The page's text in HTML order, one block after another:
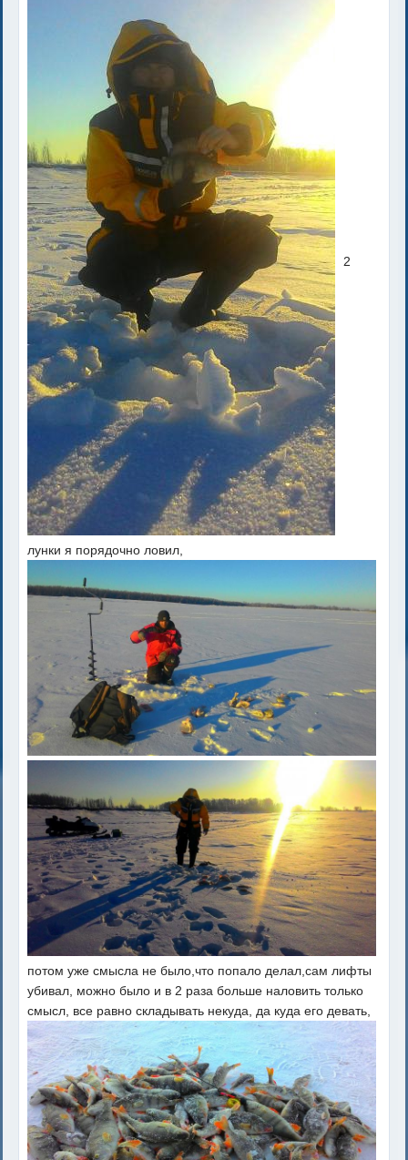
2
лунки я порядочно ловил,
потом уже смысла не было,что попало делал,сам лифты
убивал, можно было и в 2 раза больше наловить только
смысл, все равно складывать некуда, да куда его девать,